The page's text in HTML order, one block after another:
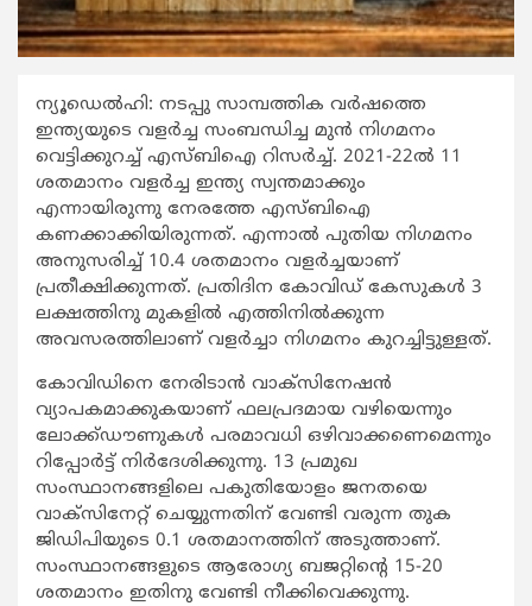
ന്യൂഡെല്‍ഹി: നടപ്പു സാമ്പത്തിക വര്‍ഷത്തെ
ഇന്ത്യയുടെ വളര്‍ച്ച സംബന്ധിച്ച മുന്‍ നിഗമനം
വെട്ടിക്കുറച്ച് എസ്ബിഐ റിസര്‍ച്ച്. 2021-22ല്‍ 11
ശതമാനം വളര്‍ച്ച ഇന്ത്യ സ്വന്തമാക്കും
എന്നായിരുന്നു നേരത്തേ എസ്ബിഐ
കണക്കാക്കിയിരുന്നത്. എന്നാല്‍ പുതിയ നിഗമനം
അനുസരിച്ച് 10.4 ശതമാനം വളര്‍ച്ചയാണ്
പ്രതീക്ഷിക്കുന്നത്. പ്രതിദിന കോവിഡ് കേസുകള്‍ 3
ലക്ഷത്തിനു മുകളില്‍ എത്തിനില്‍ക്കുന്ന
അവസരത്തിലാണ് വളര്‍ച്ചാ നിഗമനം കുറച്ചിട്ടുള്ളത്.
കോവിഡിനെ നേരിടാന്‍ വാക്സിനേഷന്‍
വ്യാപകമാക്കുകയാണ് ഫലപ്രദമായ വഴിയെന്നും
ലോക്ക്ഡൗണുകള്‍ പരമാവധി ഒഴിവാക്കണെമെന്നും
റിപ്പോര്‍ട്ട് നിര്‍ദേശിക്കുന്നു. 13 പ്രമുഖ
സംസ്ഥാനങ്ങളിലെ പകുതിയോളം ജനതയെ
വാക്സിനേറ്റ് ചെയ്യുന്നതിന് വേണ്ടി വരുന്ന തുക
ജിഡിപിയുടെ 0.1 ശതമാനത്തിന് അടുത്താണ്.
സംസ്ഥാനങ്ങളുടെ ആരോഗ്യ ബജറ്റിന്‍റെ 15-20
ശതമാനം ഇതിനു വേണ്ടി നീക്കിവെക്കുന്നു.